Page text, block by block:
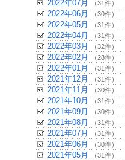
2022年07月 （31件）
2022年06月 （30件）
2022年05月 （31件）
2022年04月 （31件）
2022年03月 （32件）
2022年02月 （28件）
2022年01月 （31件）
2021年12月 （31件）
2021年11月 （30件）
2021年10月 （31件）
2021年09月 （30件）
2021年08月 （31件）
2021年07月 （31件）
2021年06月 （30件）
2021年05月 （31件）